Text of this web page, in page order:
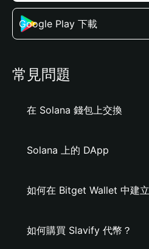
Google Play 下載
常見問題
在 Solana 錢包上交換
Solana 上的 DApp
如何在 Bitget Wallet 中建
如何購買 Slavify 代幣？